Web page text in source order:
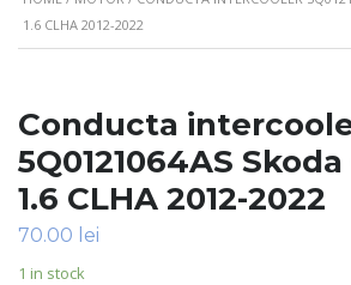
1.6 CLHA 2012-2022
Conducta
5Q0121064AS
1.6 CLHA 2012-2022
70.00 lei
1 in stock